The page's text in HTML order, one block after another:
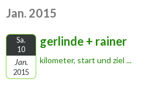
Jan. 2015
Sa.
10
Jan.
2015
gerlinde + rainer
kilometer, start und ziel ...